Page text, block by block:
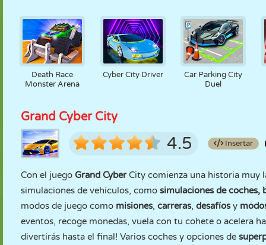
Death Race
Monster Arena
Cyber City Driver
Car Parking City
Duel
Grand Cyber City
4.5 Insertar
Con el juego Grand CyberCity comienza una historia muy
simulaciones de vehículos, como simulaciones de coches,
modos de juego como misiones, carreras, desafíosy
eventos, recoge monedas, vuela con tu cohete o acelera
divertirás hasta el final! Varios coches y opciones de